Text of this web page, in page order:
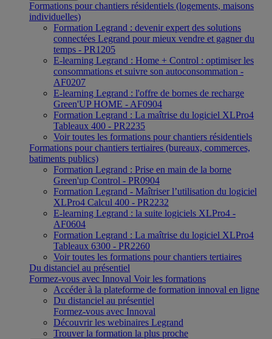
Formations pour chantiers résidentiels (logements, maisons
individuelles)
Formation Legrand : devenir expert des solutions
connectées Legrand pour mieux vendre et gagner du
temps - PR1205
E-learning Legrand : Home + Control : optimiser les
consommations et suivre son autoconsommation -
AF0207
E-learning Legrand : l'offre de bornes de recharge
Green'UP HOME - AF0904
Formation Legrand : La maîtrise du logiciel XLPro4
Tableaux 400 - PR2235
Voir toutes les formations pour chantiers résidentiels
Formations pour chantiers tertiaires (bureaux, commerces,
batiments publics)
Formation Legrand : Prise en main de la borne
Green'up Control - PR0904
Formation Legrand - Maîtriser l’utilisation du logiciel
XLPro4 Calcul 400 - PR2232
E-learning Legrand : la suite logiciels XLPro4 -
AF0604
Formation Legrand : La maîtrise du logiciel XLPro4
Tableaux 6300 - PR2260
Voir toutes les formations pour chantiers tertiaires
Du distanciel au présentiel
Formez-vous avec Innoval Voir les formations
Accéder à la plateforme de formation innoval en ligne
Du distanciel au présentiel
Formez-vous avec Innoval
Découvrir les webinaires Legrand
Trouver la formation la plus proche